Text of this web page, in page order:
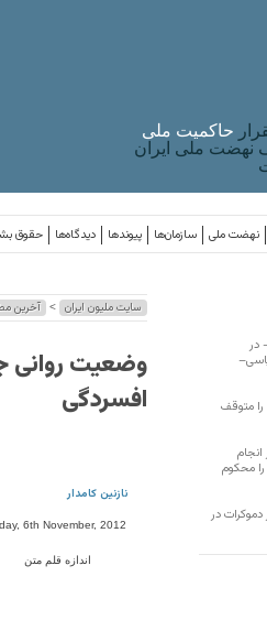
حاکميت ملی
نهضت ملی ایران
حقوق دیدگاه‌ها پیوندها سازمان‌ها نهضت ملی
سایت ملیون ایران > آخرین
افسردگی
نازنین کامدار
6th November, 2012
اندازه قلم متن
در
را متوقف
محکوم
در